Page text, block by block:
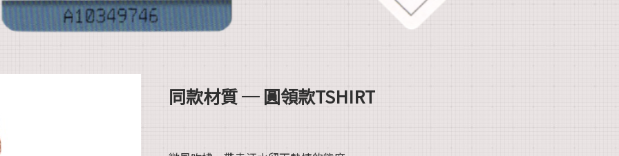
同款材質 ─ 圓領款TSHIRT